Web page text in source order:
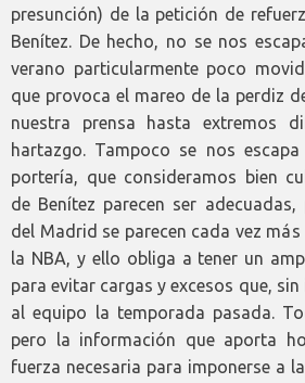
presunción) de la petición de
Benítez. De hecho, no se nos
verano particularmente poco
que provoca el mareo de la perdiz
nuestra prensa hasta extremos
hartazgo. Tampoco se nos
portería, que consideramos bien
de Benítez parecen ser
del Madrid se parecen cada vez
la NBA, y ello obliga a tener un
para evitar cargas y excesos que,
al equipo la temporada pasada.
pero la información que aporta
fuerza necesaria para imponerse a